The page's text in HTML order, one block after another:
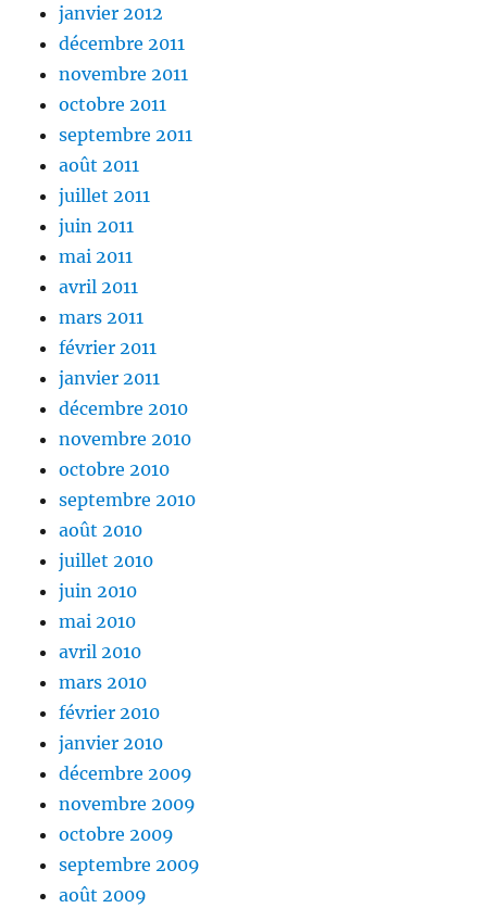
janvier 2012
décembre 2011
novembre 2011
octobre 2011
septembre 2011
août 2011
juillet 2011
juin 2011
mai 2011
avril 2011
mars 2011
février 2011
janvier 2011
décembre 2010
novembre 2010
octobre 2010
septembre 2010
août 2010
juillet 2010
juin 2010
mai 2010
avril 2010
mars 2010
février 2010
janvier 2010
décembre 2009
novembre 2009
octobre 2009
septembre 2009
août 2009